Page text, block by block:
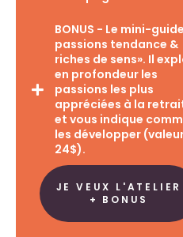
BONUS - Le mini-
passions tendance &
riches de sens». Il
en profondeur les
passions les plus
appréciées à la
et vous indique
les développer
24$).
JE VEUX L'ATELIER
+ BONUS